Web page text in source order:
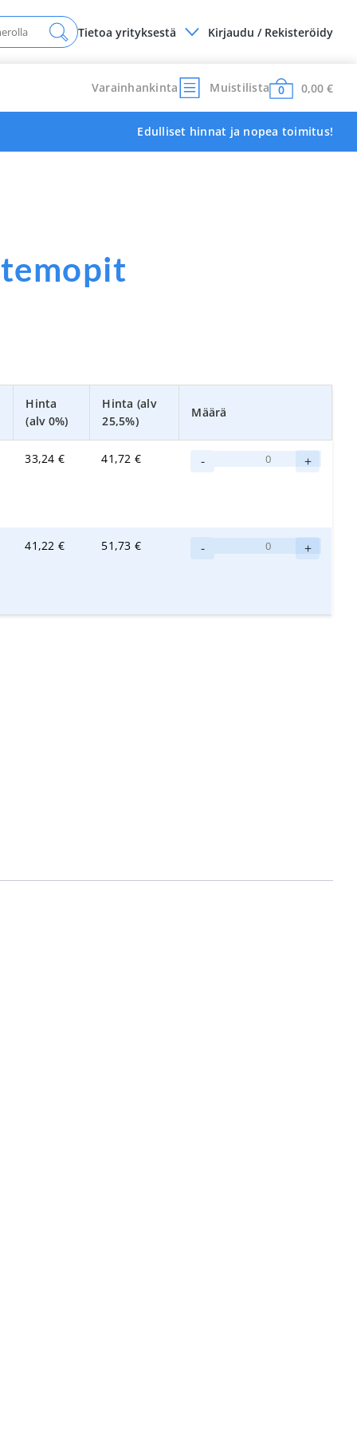
Tietoa yrityksestä Kirjaudu / Rekisteröidy
Varainhankinta Muistilista 0 0,00 €
Edulliset hinnat ja nopea toimitus!
Hinta
(alv 0%)
Hinta (alv
25,5%)
Määrä
33,24 € 41,72 € -
MultiDuster
+
41,22 € 51,73 € -
MultiDuster
määrä
+